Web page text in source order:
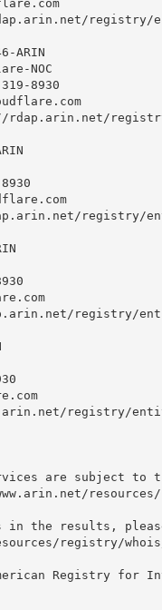
registry/
ARIN
NOC
8930
registry/
registry/
registry/
registry/entity/
are subject to
in the results,
registry/
Registry for